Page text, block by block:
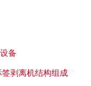
备
剥离机结构组成